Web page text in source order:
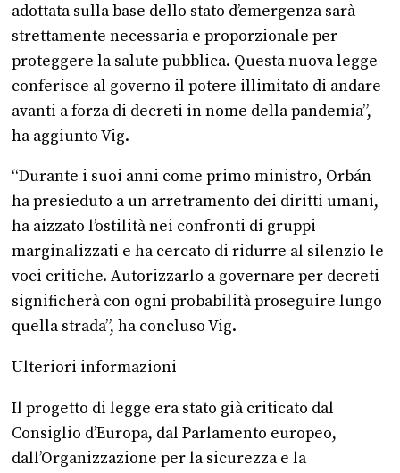
adottata sulla base dello stato d’emergenza sarà
strettamente necessaria e proporzionale per
proteggere la salute pubblica. Questa nuova legge
conferisce al governo il potere illimitato di andare
avanti a forza di decreti in nome della pandemia”,
ha aggiunto Vig.
“Durante i suoi anni come primo ministro, Orbán
ha presieduto a un arretramento dei diritti umani,
ha aizzato l’ostilità nei confronti di gruppi
marginalizzati e ha cercato di ridurre al silenzio le
voci critiche. Autorizzarlo a governare per decreti
significherà con ogni probabilità proseguire lungo
quella strada”, ha concluso Vig.
Ulteriori informazioni
Il progetto di legge era stato già criticato dal
Consiglio d’Europa, dal Parlamento europeo,
dall’Organizzazione per la sicurezza e la